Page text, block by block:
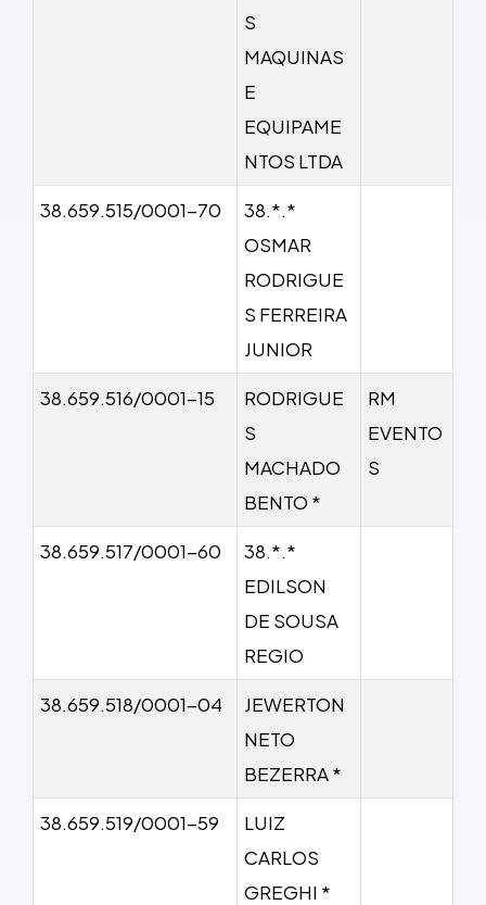
S
MAQUINAS
E
EQUIPAME
NTOS LTDA
38.659.515/0001-70
38.*.*
OSMAR
RODRIGUE
S FERREIRA
JUNIOR
38.659.516/0001-15
RODRIGUE
S
MACHADO
BENTO *
RM
EVENTO
S
38.659.517/0001-60
38.*.*
EDILSON
DE SOUSA
REGIO
38.659.518/0001-04
JEWERTON
NETO
BEZERRA *
38.659.519/0001-59
LUIZ
CARLOS
GREGHI *